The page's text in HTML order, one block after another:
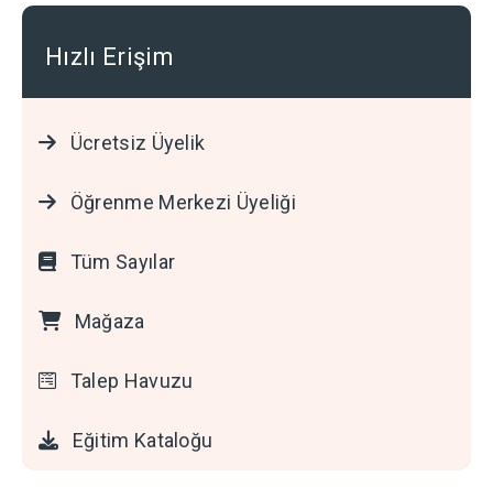
Hızlı Erişim
Ücretsiz Üyelik
Öğrenme Merkezi Üyeliği
Tüm Sayılar
Mağaza
Talep Havuzu
Eğitim Kataloğu